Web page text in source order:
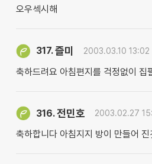
오우섹시해
317.즐미 2003.03.10 13:02
축하드려요 아침편지를 걱정없이 집
316.전민호 2003.02.27
축하합니다 아침지지 방이 만들어